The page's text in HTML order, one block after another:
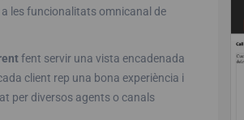
a les funcionalitats omnicanal de
fent servir una vista encadenada
client rep una bona experiència i
per diversos agents o canals